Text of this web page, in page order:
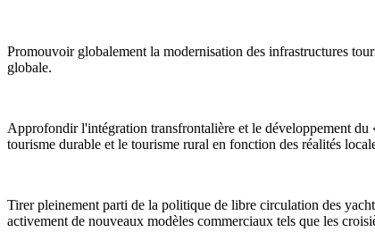
Promouvoir globalement la modernisation des infrastructures
globale.
Approfondir l'intégration transfrontalière et le développement
tourisme durable et le tourisme rural en fonction des réalités
Tirer pleinement parti de la politique de libre circulation des
activement de nouveaux modèles commerciaux tels que les